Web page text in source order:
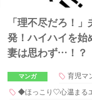
「理不尽だろ！
発！ハイハイを始
妻は思わず…！？
マンガ
育児マ
◆ほっこり♡心温まる